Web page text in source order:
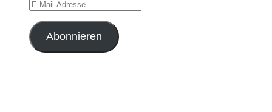
E-
Mail-
Adresse
Abonnieren